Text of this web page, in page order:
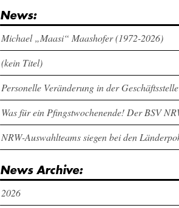
News:
Michael „Maasi“ Maashofer (1972-2026)
(kein Titel)
Personelle Veränderung in der Geschäftsstelle
News Archive:
2026